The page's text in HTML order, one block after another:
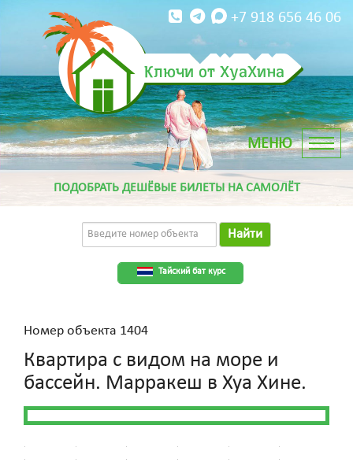
Ключи от ХуаХина
+7 918 656 46 06
ПОДОБРАТЬ ДЕШЁВЫЕ БИЛЕТЫ НА САМОЛЁТ
Найти
Тайский бат курс
Номер объекта 1404
Квартира с видом на море и
бассейн. Марракеш в Хуа Хине.